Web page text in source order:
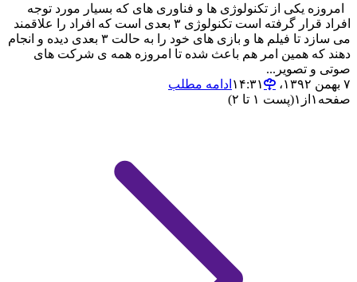
امروزه یکی از تکنولوژی ها و فناوری های که بسیار مورد توجه
افراد قرار گرفته است تکنولوژی ۳ بعدی است که افراد را علاقمند
می سازد تا فیلم ها و بازی های خود را به حالت ۳ بعدی دیده و انجام
دهند که همین امر هم باعث شده تا امروزه همه ی شرکت های
صوتی و تصویر...
۷ بهمن ۱۳۹۲،‏ ۱۴:۳۱
ادامه مطلب
صفحه ۱ از ۱(پست ۱ تا ۲)